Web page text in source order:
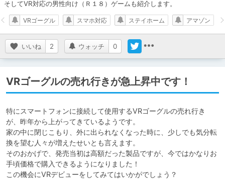
そしてVR対応の男性向け（Ｒ１８）ゲームも紹介します。
いいね 2 ウォッチ 0
VRゴーグル スマホ対応 ステイホーム アマゾン
VRゴーグルの売れ行きが急上昇中です！
特にスマートフォンに接続して使用するVRゴーグルの売れ行き
が、昨年から上がってきているようです。
家の中に閉じこもり、外に出られなくなった時に、少しでも気分転
換を望む人々が増えたせいとも言えます。
そのおかげで、発売当初は高額だった製品ですが、今ではかなりお
手頃価格で購入できるようになりました！
この機会にVRデビューをしてみてはいかがでしょう？